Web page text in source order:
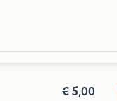
€ 5,00